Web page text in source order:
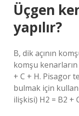
Üçgen
yapılır?
B, dik açının
komşu
+ C + H. Pisagor
bulmak için
ilişkisi) H2 = B2 +